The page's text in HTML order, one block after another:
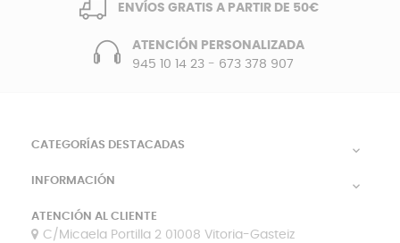
ENVÍOS GRATIS A PARTIR DE 50€
ATENCIÓN PERSONALIZADA
945 10 14 23- 673 378 907
CATEGORÍAS DESTACADAS 
INFORMACIÓN 
ATENCIÓN AL CLIENTE
C/Micaela Portilla 2 01008 Vitoria-Gasteiz